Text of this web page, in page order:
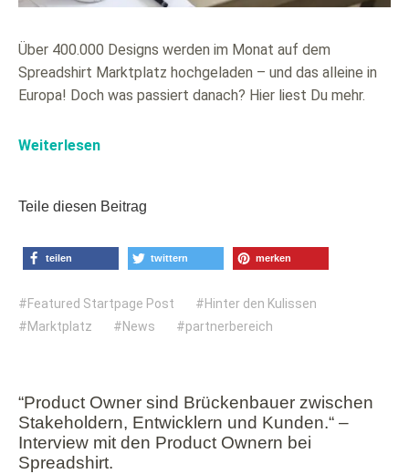
Über 400.000 Designs werden im Monat auf dem
Spreadshirt Marktplatz hochgeladen – und das alleine in
Europa! Doch was passiert danach? Hier liest Du mehr.
Weiterlesen
Teile diesen Beitrag
teilen twittern merken
Featured Startpage Post
Hinter den Kulissen
Marktplatz
News partnerbereich
“Product Owner sind Brückenbauer zwischen
Stakeholdern, Entwicklern und Kunden.“ –
Interview mit den Product Ownern bei
Spreadshirt.